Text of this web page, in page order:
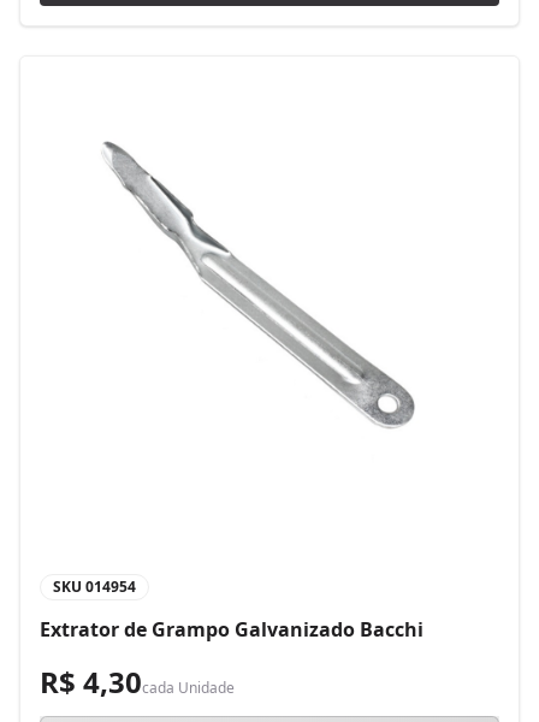
SKU 014954
Extrator de Grampo Galvanizado Bacchi
R$ 4,30cada Unidade